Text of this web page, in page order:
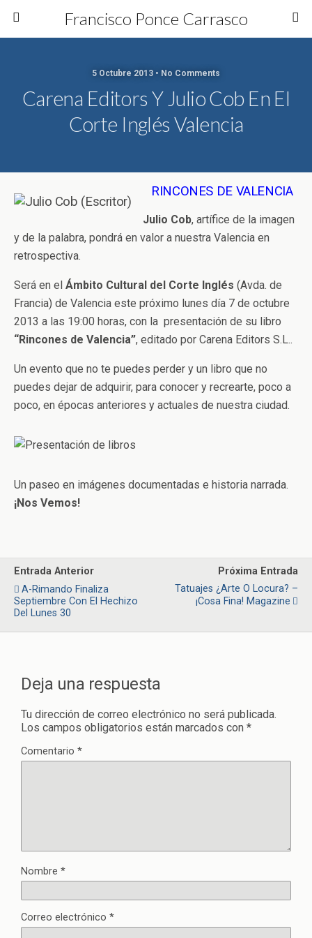
Francisco Ponce Carrasco
5 Octubre 2013 • No Comments
Carena Editors Y Julio Cob En El
Corte Inglés Valencia
RINCONES DE VALENCIA
Julio Cob, artífice de la imagen
y de la palabra, pondrá en valor a nuestra Valencia en
retrospectiva.
Será en el Ámbito Cultural del Corte Inglés (Avda. de
Francia) de Valencia este próximo lunes día 7 de octubre
2013 a las 19:00 horas, con la presentación de su libro
“Rincones de Valencia”, editado por Carena Editors S.L..
Un evento que no te puedes perder y un libro que no
puedes dejar de adquirir, para conocer y recrearte, poco a
poco, en épocas anteriores y actuales de nuestra ciudad.
Un paseo en imágenes documentadas e historia narrada.
¡Nos Vemos!
Entrada Anterior
A-Rimando Finaliza
Septiembre Con El Hechizo
Del Lunes 30
Próxima Entrada
Tatuajes ¿Arte O Locura? –
¡Cosa Fina! Magazine
Deja una respuesta
Tu dirección de correo electrónico no será publicada.
Los campos obligatorios están marcados con *
Comentario *
Nombre *
Correo electrónico *